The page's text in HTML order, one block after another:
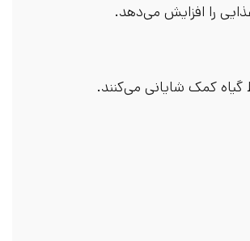
را افزایش می‌دهد.
کمک شایانی می‌کنند.